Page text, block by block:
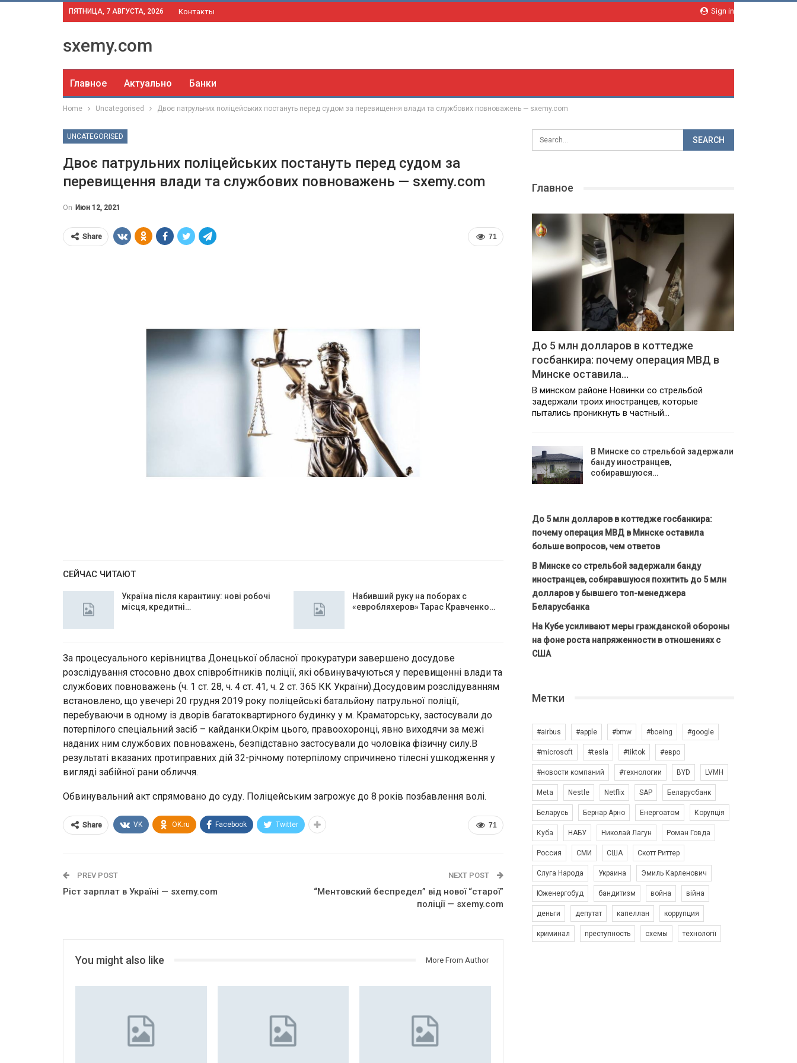
Sign in
ПЯТНИЦА, 7 АВГУСТА, 2026 Контакты
sxemy.com
Главное Актуально Банки
Home Uncategorised Двоє патрульних поліцейських постануть перед судом за перевищення влади та службових повноважень — sxemy.com
UNCATEGORISED
Двоє патрульних поліцейських постануть перед судом за
перевищення влади та службових повноважень — sxemy.com
On Июн 12, 2021
71
Share
СЕЙЧАС ЧИТАЮТ
Україна після карантину: нові робочі
місця, кредитні…
Набивший руку на поборах с
«евробляхеров» Тарас Кравченко…
За процесуального керівництва Донецької обласної прокуратури завершено досудове
розслідування стосовно двох співробітників поліції, які обвинувачуються у перевищенні влади та
службових повноважень (ч. 1 ст. 28, ч. 4 ст. 41, ч. 2 ст. 365 КК України).Досудовим розслідуванням
встановлено, що увечері 20 грудня 2019 року поліцейські батальйону патрульної поліції,
перебуваючи в одному із дворів багатоквартирного будинку у м. Краматорську, застосували до
потерпілого спеціальний засіб – кайданки.Окрім цього, правоохоронці, явно виходячи за межі
наданих ним службових повноважень, безпідставно застосували до чоловіка фізичну силу.В
результаті вказаних протиправних дій 32-річному потерпілому спричинено тілесні ушкодження у
вигляді забійної рани обличчя.
Обвинувальний акт спрямовано до суду. Поліцейським загрожує до 8 років позбавлення волі.
71
Share VK OK.ru Facebook Twitter
PREV POST
Ріст зарплат в Україні — sxemy.com
NEXT POST
“Ментовский беспредел” від нової “старої”
поліції — sxemy.com
You might also like More From Author
Главное
До 5 млн долларов в коттедже
госбанкира: почему операция МВД в
Минске оставила…
В минском районе Новинки со стрельбой
задержали троих иностранцев, которые
пытались проникнуть в частный…
В Минске со стрельбой задержали
банду иностранцев,
собиравшуюся…
До 5 млн долларов в коттедже госбанкира:
почему операция МВД в Минске оставила
больше вопросов, чем ответов
В Минске со стрельбой задержали банду
иностранцев, собиравшуюся похитить до 5 млн
долларов у бывшего топ-менеджера
Беларусбанка
На Кубе усиливают меры гражданской обороны
на фоне роста напряженности в отношениях с
США
Метки
#airbus #apple #bmw #boeing #google
#microsoft #tesla #tiktok #евро
#новости компаний #технологии BYD LVMH
Meta Nestle Netflix SAP Беларусбанк
Беларусь Бернар Арно Енергоатом Корупція
Куба НАБУ Николай Лагун Роман Говда
Россия СМИ США Скотт Риттер
Слуга Народа Украина Эмиль Карленович
Юженергобуд бандитизм война війна
деньги депутат капеллан коррупция
криминал преступность схемы технології